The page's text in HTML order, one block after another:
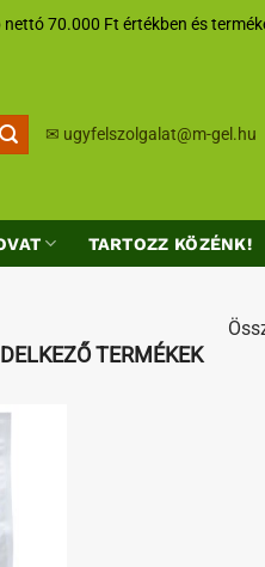
70.000 Ft értékben és
✉ ugyfelszolgalat@m-gel.hu
TARTOZZ KÖZÉNK!
TERMÉKEK